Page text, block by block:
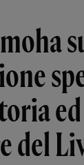
del